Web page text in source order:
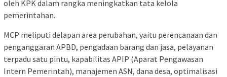
oleh KPK dalam rangka meningkatkan tata kelola
pemerintahan.
MCP meliputi delapan area perubahan, yaitu perencanaan dan
penganggaran APBD, pengadaan barang dan jasa, pelayanan
terpadu satu pintu, kapabilitas APIP (Aparat Pengawasan
Intern Pemerintah), manajemen ASN, dana desa, optimalisasi